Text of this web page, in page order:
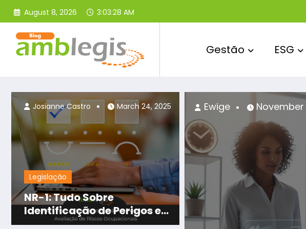
Skip
content
August 8, 2026 3:03:31 AM
Gestão ESG
Legislação
NR-1: Tudo Sobre
Identificação de Perigos e
Avaliação de Riscos
Josianne Castro March 24, 2025 Josianne Castro